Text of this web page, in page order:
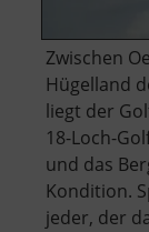
Zwischen
Hügelland
liegt der
18-Loch-
und das
Kondition.
jeder, der